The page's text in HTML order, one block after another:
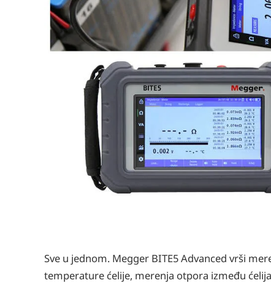
Sve u jednom. Megger BITE5 Advanced vrši
temperature ćelije, merenja otpora između